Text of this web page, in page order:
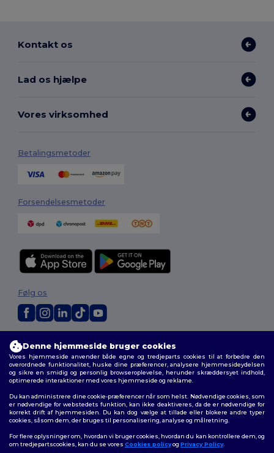
Kontakt os
Lad os hjælpe
Vores virksomhed
Betalingsmetoder
Forsendelsesmetoder
Vilkår og Betingelser|Tilpasset politik | Fortrolighedspolitik
cookies|Sitemap
Følg os
Denne hjemmeside bruger cookies
Vores hjemmeside anvender både egne og tredjeparts cookies til at forbedre den
overordnede funktionalitet, huske dine præferencer, analysere hjemmesideydelsen
og sikre en smidig og personlig browseroplevelse, herunder skræddersyet indhold,
optimerede interaktioner med vores hjemmeside og reklame.
Du kan administrere dine cookie-præferencer når som helst. Nødvendige cookies, som
er nødvendige for webstedets funktion, kan ikke deaktiveres, da de er nødvendige for
korrekt drift af hjemmesiden. Du kan dog vælge at tillade eller blokere andre typer
cookies, såsom dem, der bruges til personalisering, analyse og målretning.
For flere oplysninger om, hvordan vi bruger cookies, hvordan du kan kontrollere dem, og
om tredjepartscookies, kan du se vores Cookies policyog Privacy Policy.